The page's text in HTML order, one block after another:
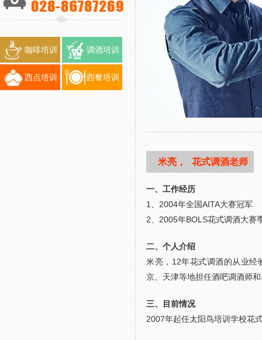
咖啡培训 调酒培训
西点培训 西餐培训
米亮， 花式调酒老师
一、工作经历
1、2004年全国AITA大赛冠军
2、2005年BOLS花式调酒大赛
二、个人介绍
米亮，12年花式调酒的从业经
京、天津等地担任酒吧调酒师
三、目前情况
2007年起任太阳鸟培训学校花